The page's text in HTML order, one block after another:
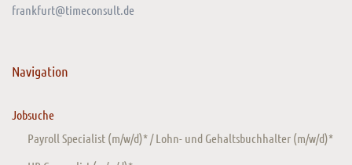
frankfurt@timeconsult.de
Navigation
Jobsuche
Payroll Specialist (m/w/d)* / Lohn- und Gehaltsbuchhalter (m/w/d)*